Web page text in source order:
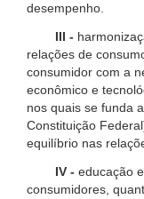
desempenho.
III -
relações de
consumidor com a
econômico e
nos quais se funda
Constituição
equilíbrio nas
IV - educação
consumidores,